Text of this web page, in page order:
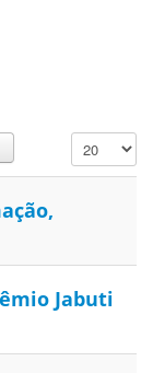
Exibir #
Jabuti